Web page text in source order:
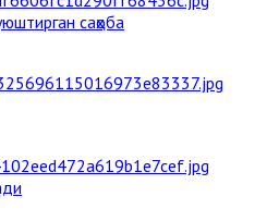
саҳоба